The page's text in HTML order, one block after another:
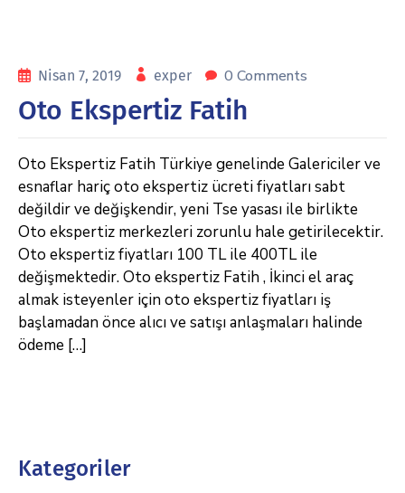
Nisan 7, 2019 exper 0 Comments
Oto Ekspertiz Fatih
Oto Ekspertiz Fatih Türkiye genelinde Galericiler ve
esnaflar hariç oto ekspertiz ücreti fiyatları sabt
değildir ve değişkendir, yeni Tse yasası ile birlikte
Oto ekspertiz merkezleri zorunlu hale getirilecektir.
Oto ekspertiz fiyatları 100 TL ile 400TL ile
değişmektedir. Oto ekspertiz Fatih , İkinci el araç
almak isteyenler için oto ekspertiz fiyatları iş
başlamadan önce alıcı ve satışı anlaşmaları halinde
ödeme […]
Kategoriler